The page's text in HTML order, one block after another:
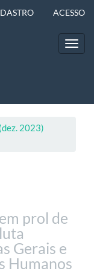
ACESSO
2023)
prol de
Gerais e
Humanos